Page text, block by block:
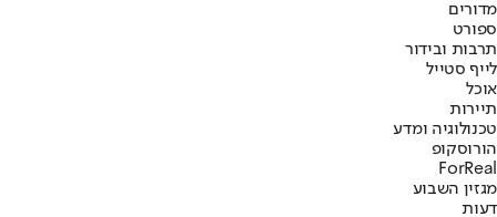
מדורים
ספורט
תרבות ובידור
לייף סטייל
אוכל
תיירות
טכנולוגיה ומדע
הורוסקופ
ForReal
מגזין השבוע
דעות